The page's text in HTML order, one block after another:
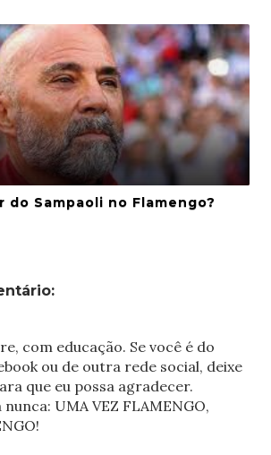
do Sampaoli no Flamengo?
com educação. Se você é do
ou de outra rede social, deixe
que eu possa agradecer.
UMA VEZ FLAMENGO,